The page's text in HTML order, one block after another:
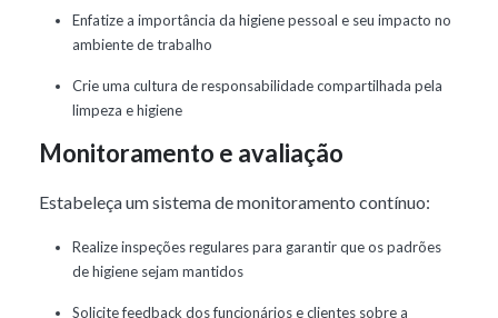
Enfatize a importância da higiene pessoal e seu impacto no
ambiente de trabalho
Crie uma cultura de responsabilidade compartilhada pela
limpeza e higiene
Monitoramento e avaliação
Estabeleça um sistema de monitoramento contínuo:
Realize inspeções regulares para garantir que os padrões
de higiene sejam mantidos
Solicite feedback dos funcionários e clientes sobre a